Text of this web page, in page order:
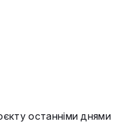
останніми днями